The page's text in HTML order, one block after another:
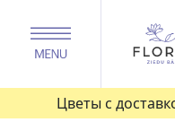
Цветы с